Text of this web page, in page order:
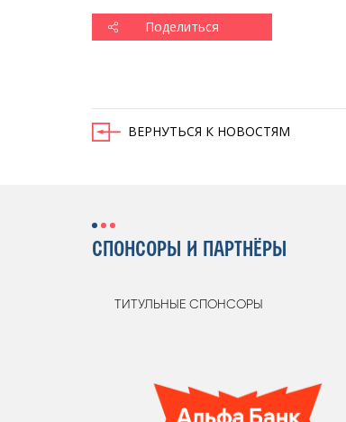
Поделиться
ВЕРНУТЬСЯ К НОВОСТЯМ
СПОНСОРЫ И ПАРТНЁРЫ
ТИТУЛЬНЫЕ СПОНСОРЫ